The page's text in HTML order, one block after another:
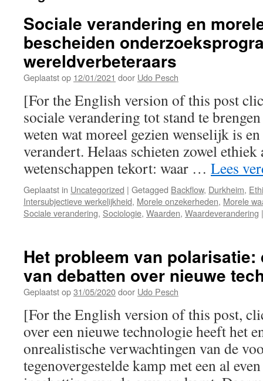
Sociale verandering en
bescheiden
wereldverbeteraars
Geplaatst op 12/01/2021 door Udo Pesch
[For the English version of this post
sociale verandering tot stand te
weten wat moreel gezien wenselijk is
verandert. Helaas schieten zowel ethiek
wetenschappen tekort: waar … Lees
Geplaatst in Uncategorized | Getagged Backflow, Durkheim,
Intersubjectieve werkelijkheid, Morele onzekerheden, Morele
Sociale verandering, Sociologie, Waarden, Waardeverandering |
Het probleem van polarisatie:
van debatten over nieuwe
Geplaatst op31/05/2020door Udo Pesch
[For the English version of this post,
over een nieuwe technologie heeft het
onrealistische verwachtingen van de
tegenovergestelde kamp met een al